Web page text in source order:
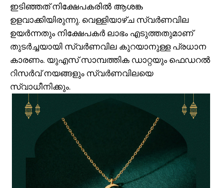
ഇടിഞ്ഞത് നിക്ഷേപകരിൽ ആശങ്ക
ഉളവാക്കിയിരുന്നു. വെള്ളിയാഴ്ച സ്വർണവില
ഉയർന്നതും നിക്ഷേപകർ ലാഭം എടുത്തതുമാണ്
തുടർച്ചയായി സ്വർണവില കുറയാനുള്ള പ്രധാന
കാരണം. യുഎസ് സാമ്പത്തിക ഡാറ്റയും ഫെഡറൽ
റിസർവ് നയങ്ങളും സ്വർണവിലയെ
സ്വാധീനിക്കും.